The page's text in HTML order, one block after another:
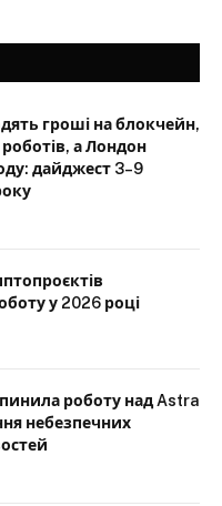
гроші на блокчейн,
а Лондон
дайджест 3–9
у 2026 році
роботу над Astra
небезпечних